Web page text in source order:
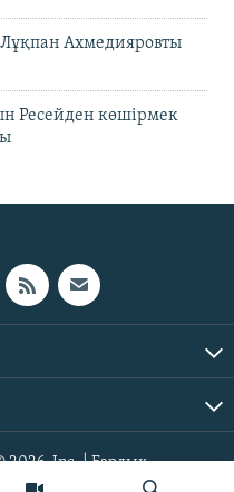
Лұқпан Ахмедияровты
Ресейден көшірмек
2026, Inc. | Барлық